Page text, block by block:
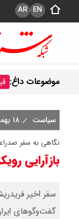
EN
AR
موضوعات داغ:
سیاست ۱۸ بهمن ۱۴۰۴
نگاهی به سفر
بازآرایی
سفر اخیر
گفت‌وگوهای